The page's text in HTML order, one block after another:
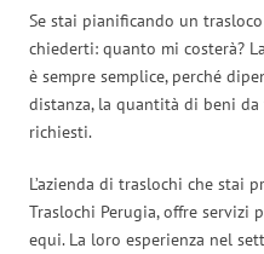
Se stai pianificando un
chiederti: quanto mi costerà?
è sempre semplice, perché
distanza, la quantità di beni
richiesti.
L’azienda di traslochi che stai
Traslochi Perugia, offre servizi
equi. La loro esperienza nel